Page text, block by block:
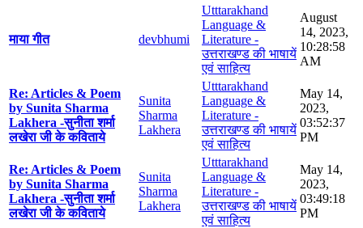
माया गीत devbhumi
Utttarakhand
Language &
Literature -
उत्तराखण्ड की भाषायें
एवं साहित्य
August
14, 2023,
10:28:58
AM
Re: Articles & Poem
by Sunita Sharma
Lakhera -सुनीता शर्मा
लखेरा जी के कविताये
Sunita
Sharma
Lakhera
Utttarakhand
Language &
Literature -
उत्तराखण्ड की भाषायें
एवं साहित्य
May 14,
2023,
03:52:37
PM
Re: Articles & Poem
by Sunita Sharma
Lakhera -सुनीता शर्मा
लखेरा जी के कविताये
Sunita
Sharma
Lakhera
Utttarakhand
Language &
Literature -
उत्तराखण्ड की भाषायें
एवं साहित्य
May 14,
2023,
03:49:18
PM